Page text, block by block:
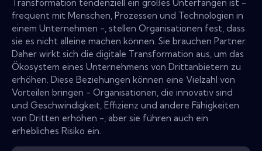
Transformation tendenziell ein großes Unterfangen ist -
frequent mit Menschen, Prozessen und Technologien in
einem Unternehmen -, stellen Organisationen fest, dass
sie es nicht alleine machen können. Sie brauchen Partner.
Daher wirkt sich die digitale Transformation aus, um das
Ökosystem eines Unternehmens von Drittanbietern zu
erhöhen. Diese Beziehungen können eine Vielzahl von
Vorteilen bringen - Organisationen, die innovativ sind
und Geschwindigkeit, Effizienz und andere Fähigkeiten
von Dritten erhöhen -, aber sie führen auch ein
erhebliches Risiko ein.